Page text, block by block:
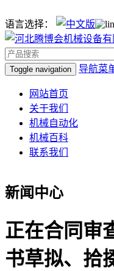
语言选择：
Toggle navigation 导航菜
网站首页
关于我们
机械自动化
机械百科
联系我们
新闻中心
正在合同审
书草拟、拾